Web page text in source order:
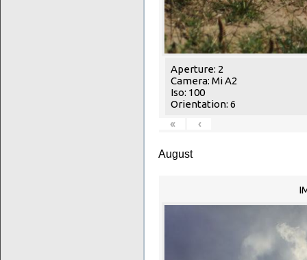
Aperture: 2
Camera: Mi A2
Iso: 100
Orientation: 6
«
‹
August